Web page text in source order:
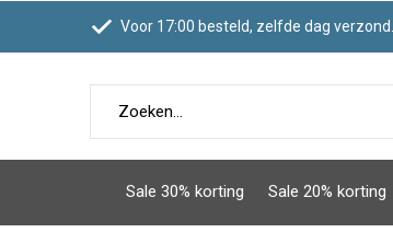
Sale 30% korting Sale 20% korting
Voor 17:00 besteld, zelfde dag verzonden